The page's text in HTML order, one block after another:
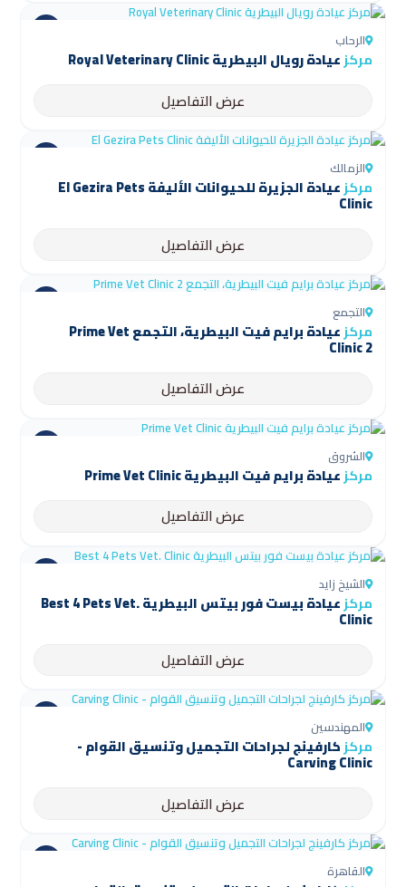
الرحاب
مركزعيادة رويال البيطرية Royal Veterinary Clinic
عرض التفاصيل
الزمالك
مركز عيادة الجزيرة للحيوانات الأليفة El Gezira Pets
Clinic
عرض التفاصيل
التجمع
مركز عيادة برايم فيت البيطرية، التجمع Prime Vet
Clinic 2
عرض التفاصيل
الشروق
مركزعيادة برايم فيت البيطرية Prime Vet Clinic
عرض التفاصيل
الشيخ زايد
مركز عيادة بيست فور بيتس البيطرية Best 4 Pets Vet.
Clinic
عرض التفاصيل
المهندسين
مركزكارفينج لجراحات التجميل وتنسيق القوام -
Carving Clinic
عرض التفاصيل
القاهرة